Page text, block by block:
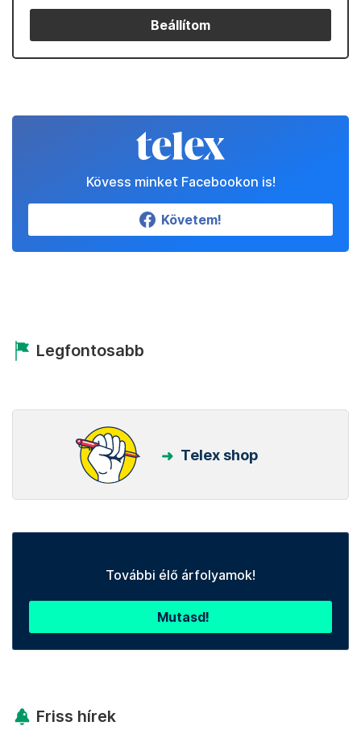
Beállítom
Kövess minket Facebookon is!
Követem!
Legfontosabb
Telex shop
További élő árfolyamok!
Mutasd!
Friss hírek